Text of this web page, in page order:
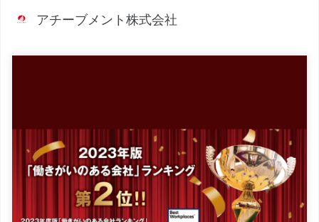
アチーブメント株式会社